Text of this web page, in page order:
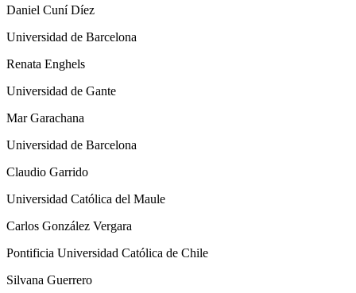
Daniel Cuní Díez
Universidad de Barcelona
Renata Enghels
Universidad de Gante
Mar Garachana
Universidad de Barcelona
Claudio Garrido
Universidad Católica del Maule
Carlos González Vergara
Pontificia Universidad Católica de Chile
Silvana Guerrero